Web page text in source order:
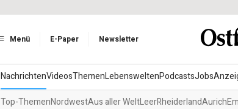
Menü E-Paper Newsletter
NachrichtenVideosThemenLebensweltenPodcastsJobs
Top-ThemenNordwestAus aller WeltLeerRheiderlandAurich